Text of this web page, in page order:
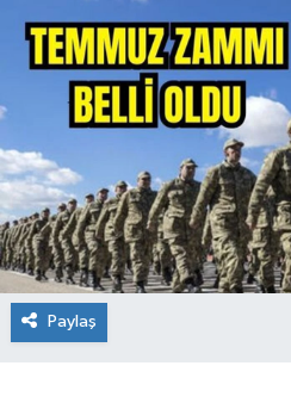
Paylaş